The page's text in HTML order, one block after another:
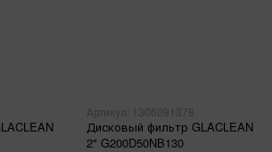
Артикул: 1306091378
Дисковый фильтр GLACLEAN
2" G200D50NB130